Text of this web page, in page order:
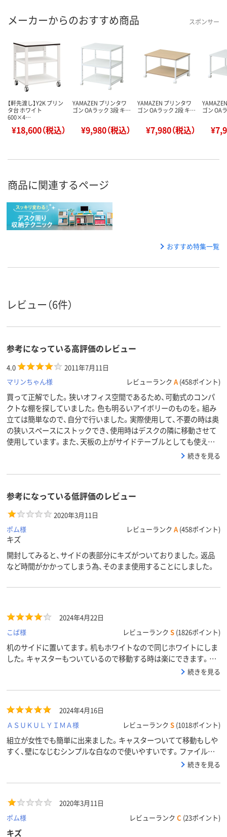
メーカーからのおすすめ商品 スポンサー
【軒先渡し】Y2K プリン
タ台 ホワイト
600×4…
¥18,600（税込）
YAMAZEN プリンタワ
ゴン OAラック 3段 キ…
¥9,980（税込）
YAMAZEN プリンタワ
ゴン OAラック 2段 キ…
¥7,980（税込）
ゴン OA
商品に関連するページ
おすすめ特集一覧
レビュー（6件）
参考になっている高評価のレビュー
4.0
2011年7月11日
マリンちゃん様
レビューランク A (458ポイント)
買って正解でした。狭いオフィス空間であるため、可動式のコンパ
クトな棚を探していました。色も明るいアイボリーのものを。組み
立ては簡単なので、自分で行いました。実際使用して、不要の時は奥
の狭いスペースにストックでき、使用時はデスクの隣に移動させて
使用しています。また、天板の上がサイドテーブルとしても使え…
続きを見る
参考になっている低評価のレビュー
2020年3月11日
ポム様
レビューランク A (458ポイント)
キズ
開封してみると、サイドの表部分にキズがついておりました。返品
など時間がかかってしまう為、そのまま使用することにしました。
2024年4月22日
こば様
レビューランク S (1826ポイント)
机のサイドに置いてます。机もホワイトなので同じホワイトにしま
した。キャスターもついているので移動する時は楽にできます。棚
板もフック式なので高さ調整も簡単でいいと思います。 続きを見る
2024年4月16日
ＡＳＵＫＵＬＹＩＭＡ様
レビューランク S (1018ポイント)
組立が女性でも簡単に出来ました。キャスターついてて移動もしや
すく、壁になじむシンプルな白なので使いやすいです。ファイルと
続きを見る
2020年3月11日
ポム様
レビューランク C (23ポイント)
キズ